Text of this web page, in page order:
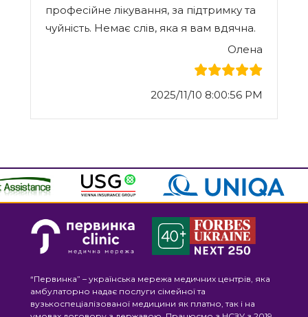
професійне лікування, за підтримку та
чуйність. Немає слів, яка я вам вдячна.
Олена
2025/11/10 8:00:56 PM
“Первинка” – українська мережа медичних центрів, яка
амбулаторно надає послуги сімейної та
вузькоспеціалізованої медицини як платно, так і на